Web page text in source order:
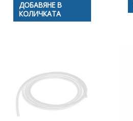
ДОБАВЯНЕ В
КОЛИЧКАТА